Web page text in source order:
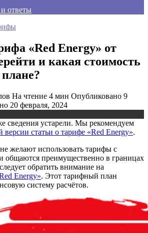
ответы
«Red Energy» от
и какая стоимость
На чтение 4 мин Опубликовано 9
20 февраля, 2024
сведения устарели. Мы рекомендуем
версии статьи о тарифе «Red Energy».
желают использовать тарифы с
общаются преимущественно в границах
обратить внимание на
Energy». Этот тарифный план
систему расчётов.